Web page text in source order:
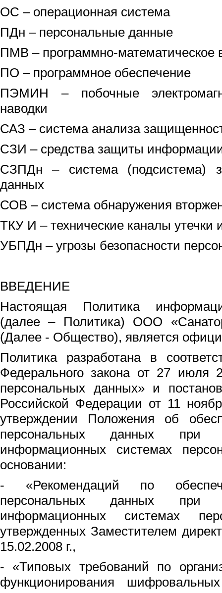
ОС – операционная система
ПДн – персональные данные
ПМВ – программно-математическое
ПО – программное обеспечение
ПЭМИН – побочные
наводки
САЗ – система анализа
СЗИ – средства защиты
СЗПДн – система (подсистема)
данных
СОВ – система обнаружения
ТКУ И – технические каналы
УБПДн – угрозы безопасности
ВВЕДЕНИЕ
Настоящая Политика
(далее – Политика) ООО
(Далее - Общество), является
Политика разработана в
Федерального закона от 27
персональных данных» и
Российской Федерации от 11
утверждении Положения об
персональных данных
информационных системах
основании:
- «Рекомендаций по
персональных данных
информационных системах
утвержденных Заместителем
15.02.2008 г.,
- «Типовых требований по
функционирования шифровальных